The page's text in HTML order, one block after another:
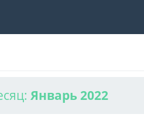
Январь 2022